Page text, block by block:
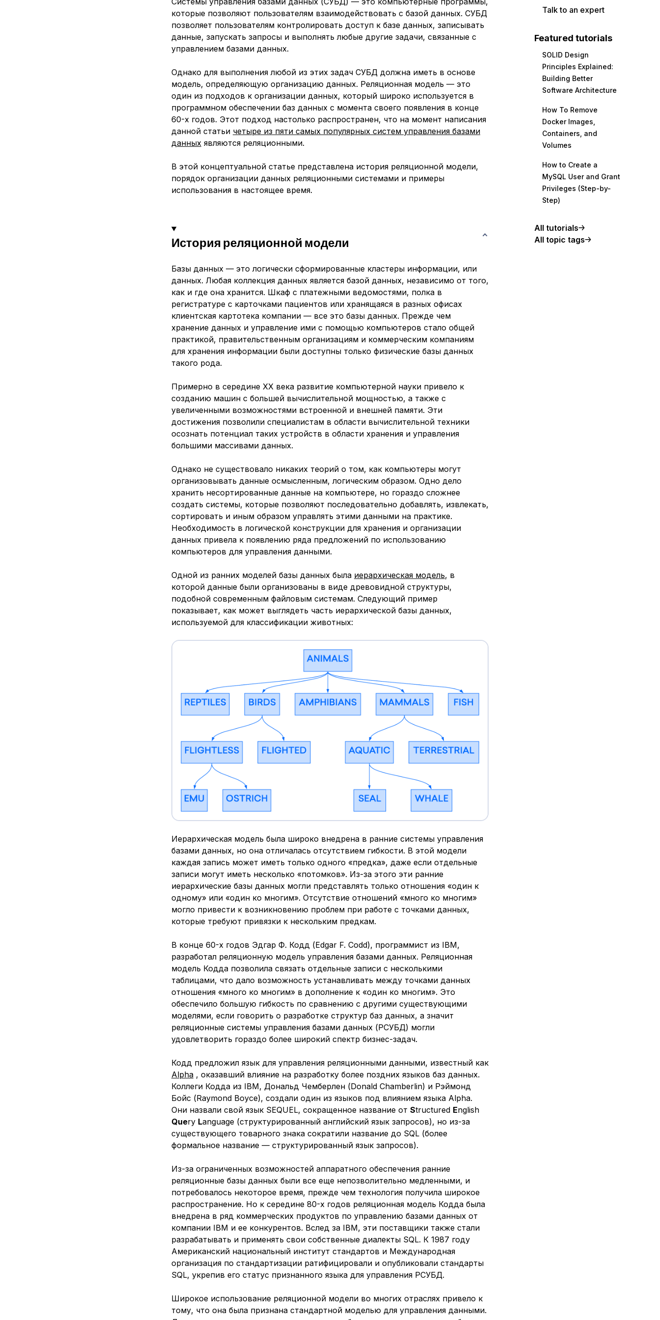
которые позволяют пользователям взаимодействовать с базой данных. СУБД
позволяет пользователям контролировать доступ к базе данных, записывать
данные, запускать запросы и выполнять любые другие задачи, связанные с
управлением базами данных.
Однако для выполнения любой из этих задач СУБД должна иметь в основе
модель, определяющую организацию данных. Реляционная модель — это
один из подходов к организации данных, который широко используется в
программном обеспечении баз данных с момента своего появления в конце
60-х годов. Этот подход настолько распространен, что на момент написания
данной статьи четыре из пяти самых популярных систем управления базами
данных являются реляционными.
В этой концептуальной статье представлена история реляционной модели,
порядок организации данных реляционными системами и примеры
использования в настоящее время.
История реляционной модели
Базы данных — это логически сформированные кластеры информации, или
данных. Любая коллекция данных является базой данных, независимо от того,
как и где она хранится. Шкаф с платежными ведомостями, полка в
регистратуре с карточками пациентов или хранящаяся в разных офисах
клиентская картотека компании — все это базы данных. Прежде чем
хранение данных и управление ими с помощью компьютеров стало общей
практикой, правительственным организациям и коммерческим компаниям
для хранения информации были доступны только физические базы данных
такого рода.
Примерно в середине XX века развитие компьютерной науки привело к
созданию машин с большей вычислительной мощностью, а также с
увеличенными возможностями встроенной и внешней памяти. Эти
достижения позволили специалистам в области вычислительной техники
осознать потенциал таких устройств в области хранения и управления
большими массивами данных.
Однако не существовало никаких теорий о том, как компьютеры могут
организовывать данные осмысленным, логическим образом. Одно дело
хранить несортированные данные на компьютере, но гораздо сложнее
создать системы, которые позволяют последовательно добавлять, извлекать,
сортировать и иным образом управлять этими данными на практике.
Необходимость в логической конструкции для хранения и организации
данных привела к появлению ряда предложений по использованию
компьютеров для управления данными.
Одной из ранних моделей базы данных была иерархическая модель, в
которой данные были организованы в виде древовидной структуры,
подобной современным файловым системам. Следующий пример
показывает, как может выглядеть часть иерархической базы данных,
используемой для классификации животных:
Иерархическая модель была широко внедрена в ранние системы управления
базами данных, но она отличалась отсутствием гибкости. В этой модели
каждая запись может иметь только одного «предка», даже если отдельные
записи могут иметь несколько «потомков». Из-за этого эти ранние
иерархические базы данных могли представлять только отношения «один к
одному» или «один ко многим». Отсутствие отношений «много ко многим»
могло привести к возникновению проблем при работе с точками данных,
которые требуют привязки к нескольким предкам.
В конце 60-х годов Эдгар Ф. Кодд (Edgar F. Codd), программист из IBM,
разработал реляционную модель управления базами данных. Реляционная
модель Кодда позволила связать отдельные записи с несколькими
таблицами, что дало возможность устанавливать между точками данных
отношения «много ко многим» в дополнение к «один ко многим». Это
обеспечило большую гибкость по сравнению с другими существующими
моделями, если говорить о разработке структур баз данных, а значит
реляционные системы управления базами данных (РСУБД) могли
удовлетворить гораздо более широкий спектр бизнес-задач.
Кодд предложил язык для управления реляционными данными, известный как
Alpha, оказавший влияние на разработку более поздних языков баз данных.
Коллеги Кодда из IBM, Дональд Чемберлен (Donald Chamberlin) и Рэймонд
Бойс (Raymond Boyce), создали один из языков под влиянием языка Alpha.
Они назвали свой язык SEQUEL, сокращенное название от Structured English
Query Language (структурированный английский язык запросов), но из-за
существующего товарного знака сократили название до SQL(более
формальное название — структурированный язык запросов).
Из-за ограниченных возможностей аппаратного обеспечения ранние
реляционные базы данных были все еще непозволительно медленными, и
потребовалось некоторое время, прежде чем технология получила широкое
распространение. Но к середине 80-х годов реляционная модель Кодда была
внедрена в ряд коммерческих продуктов по управлению базами данных от
компании IBM и ее конкурентов. Вслед за IBM, эти поставщики также стали
разрабатывать и применять свои собственные диалекты SQL. К 1987 году
Американский национальный институт стандартов и Международная
организация по стандартизации ратифицировали и опубликовали стандарты
SQL, укрепив его статус признанного языка для управления РСУБД.
Широкое использование реляционной модели во многих отраслях привело к
тому, что она была признана стандартной моделью для управления данными.
Talk to an expert
Featured tutorials
SOLID Design
Principles Explained:
Building Better
Software Architecture
How To Remove
Docker Images,
Containers, and
Volumes
How to Create a
MySQL User and Grant
Privileges (Step-by-
Step)
All tutorials
All topic tags